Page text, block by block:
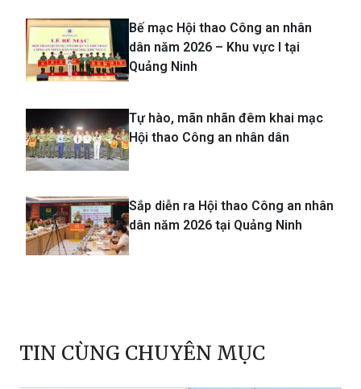
Bế mạc Hội thao Công an nhân
dân năm 2026 – Khu vực I tại
Quảng Ninh
Tự hào, mãn nhãn đêm khai mạc
Hội thao Công an nhân dân
Sắp diễn ra Hội thao Công an nhân
dân năm 2026 tại Quảng Ninh
TIN CÙNG CHUYÊN MỤC